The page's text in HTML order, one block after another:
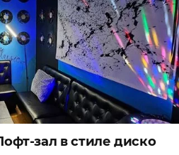
зал в стиле диско